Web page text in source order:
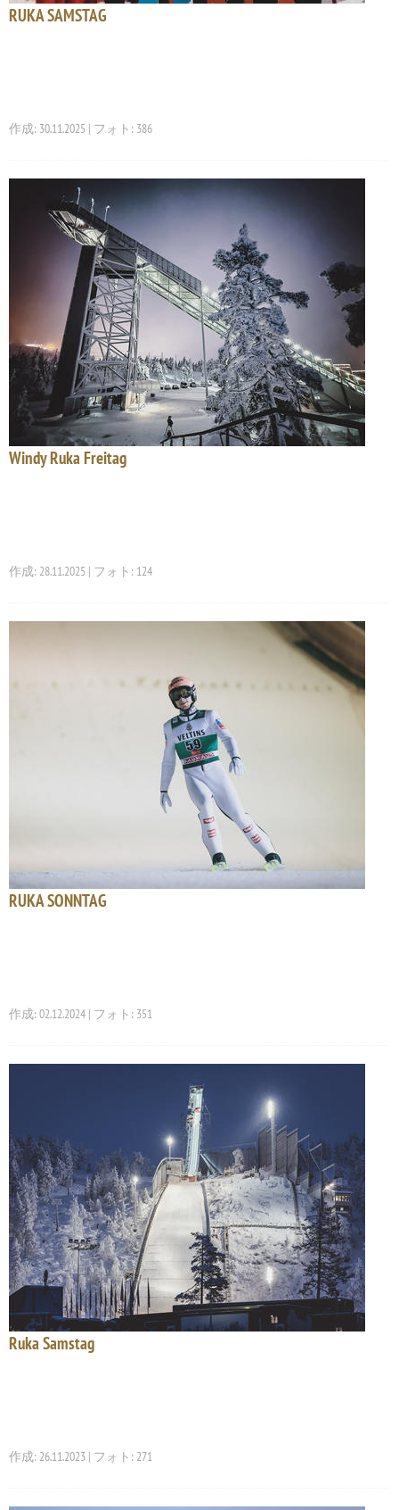
RUKA SAMSTAG
作成: 30.11.2025 | フォト: 386
Windy Ruka Freitag
作成: 28.11.2025 | フォト: 124
RUKA SONNTAG
作成: 02.12.2024 | フォト: 351
Ruka Samstag
作成: 26.11.2023 | フォト: 271